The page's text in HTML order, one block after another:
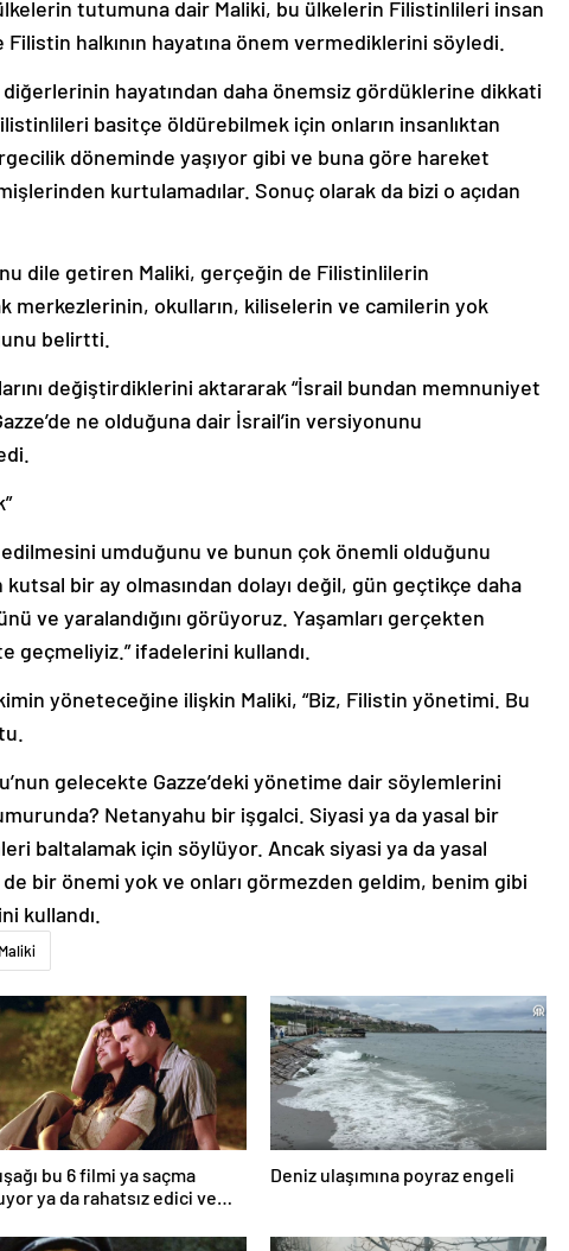
ülkelerin tutumuna dair Maliki, bu ülkelerin Filistinlileri insan
halkının hayatına önem vermediklerini söyledi.
hayatından daha önemsiz gördüklerine dikkati
basitçe öldürebilmek için onların insanlıktan
döneminde yaşıyor gibi ve buna göre hareket
kurtulamadılar. Sonuç olarak da bizi o açıdan
dile getiren Maliki, gerçeğin de Filistinlilerin
merkezlerinin, okulların, kiliselerin ve camilerin yok
belirtti.
değiştirdiklerini aktararak “İsrail bundan memnuniyet
ne olduğuna dair İsrail’in versiyonunu
umduğunu ve bunun çok önemli olduğunu
kutsal bir ay olmasından dolayı değil, gün geçtikçe daha
ve yaralandığını görüyoruz. Yaşamları gerçekten
ifadelerini kullandı.
yöneteceğine ilişkin Maliki, “Biz, Filistin yönetimi. Bu
gelecekte Gazze’deki yönetime dair söylemlerini
Netanyahu bir işgalci. Siyasi ya da yasal bir
baltalamak için söylüyor. Ancak siyasi ya da yasal
de bir önemi yok ve onları görmezden geldim, benim gibi
kullandı.
Maliki
bu 6 filmi ya saçma
ya da rahatsız edici ve
Deniz ulaşımına poyraz engeli